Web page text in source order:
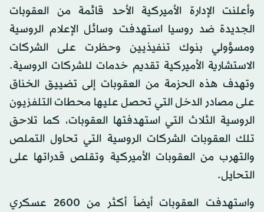
وأعلنت الإدارة الأميركية الأحد قائمة من العقوبات
الجديدة ضد روسيا استهدفت وسائل الإعلام الروسية
ومسؤولي بنوك تنفيذيين وحظرت على الشركات
الاستشارية الأميركية تقديم خدمات للشركات الروسية.
وتهدف هذه الحزمة من العقوبات إلى تضييق الخناق
على مصادر الدخل التي تحصل عليها محطات التلفزيون
الروسية الثلاث التي استهدفتها العقوبات، كما تلاحق
تلك العقوبات الشركات الروسية التي تحاول التملص
والتهرب من العقوبات الأميركية وتقلص قدراتها على
التحايل.
واستهدفت العقوبات أيضاً أكثر من 2600 عسكري